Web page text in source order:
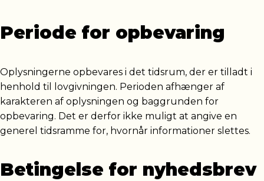
Periode for opbevaring
Oplysningerne opbevares i det tidsrum, der er tilladt i
henhold til lovgivningen. Perioden afhænger af
karakteren af oplysningen og baggrunden for
opbevaring. Det er derfor ikke muligt at angive en
generel tidsramme for, hvornår informationer slettes.
Betingelse for nyhedsbrev